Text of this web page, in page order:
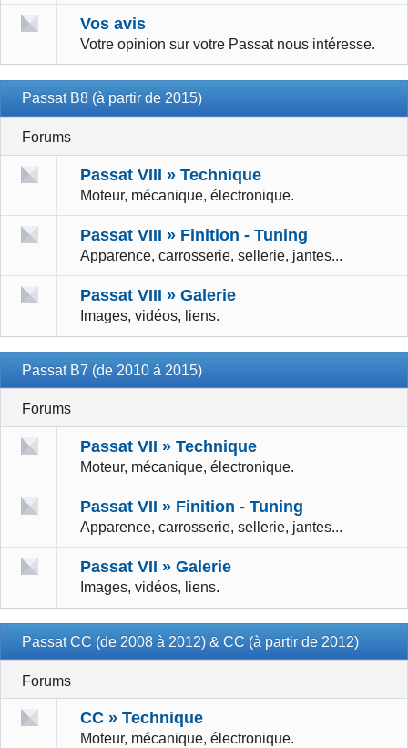
Vos avis
Votre opinion sur votre Passat nous intéresse.
Passat B8 (à partir de 2015)
Forums
Passat VIII » Technique
Moteur, mécanique, électronique.
Passat VIII » Finition - Tuning
Apparence, carrosserie, sellerie, jantes...
Passat VIII » Galerie
Images, vidéos, liens.
Passat B7 (de 2010 à 2015)
Forums
Passat VII » Technique
Moteur, mécanique, électronique.
Passat VII » Finition - Tuning
Apparence, carrosserie, sellerie, jantes...
Passat VII » Galerie
Images, vidéos, liens.
Passat CC (de 2008 à 2012) & CC (à partir de 2012)
Forums
CC » Technique
Moteur, mécanique, électronique.